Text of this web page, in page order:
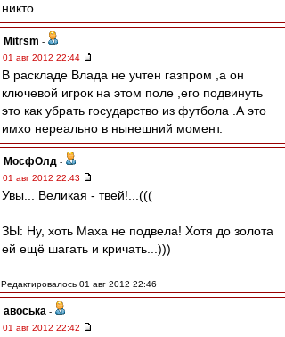
никто.
Mitrsm -
01 авг 2012 22:44
В раскладе Влада не учтен газпром ,а он
ключевой игрок на этом поле ,его подвинуть
это как убрать государство из футбола .А это
имхо нереально в нынешний момент.
МосфОлд -
01 авг 2012 22:43
Увы... Великая - твей!...(((
ЗЫ: Ну, хоть Маха не подвела! Хотя до золота
ей ещё шагать и кричать...)))
Редактировалось 01 авг 2012 22:46
авоська -
01 авг 2012 22:42